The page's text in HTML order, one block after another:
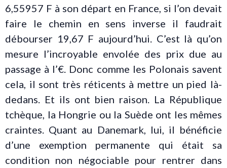
6,55957 F à son départ en France, si l’on devait
faire le chemin en sens inverse il faudrait
débourser 19,67 F aujourd’hui. C’est là qu’on
mesure l’incroyable envolée des prix due au
passage à l’€. Donc comme les Polonais savent
cela, il sont très réticents à mettre un pied là-
dedans. Et ils ont bien raison. La République
tchèque, la Hongrie ou la Suède ont les mêmes
craintes. Quant au Danemark, lui, il bénéficie
d’une exemption permanente qui était sa
condition non négociable pour rentrer dans